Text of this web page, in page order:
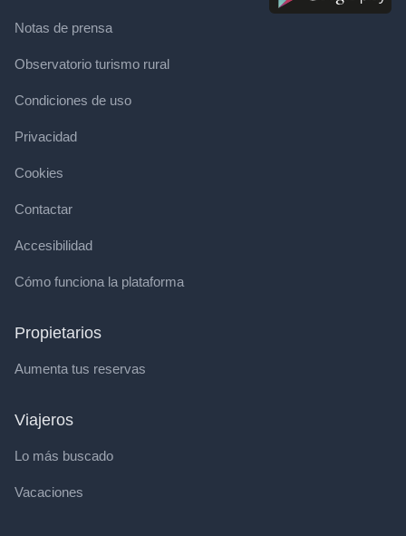
Notas de prensa
Observatorio turismo rural
Condiciones de uso
Privacidad
Cookies
Contactar
Accesibilidad
Cómo funciona la plataforma
Propietarios
Aumenta tus reservas
Viajeros
Lo más buscado
Vacaciones